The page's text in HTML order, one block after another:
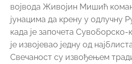
војвода Живојин Мишић
јунацима да крену у одлучну
када је започета Сувоборско-
је извојевао једну од
Свечаност су извођењем